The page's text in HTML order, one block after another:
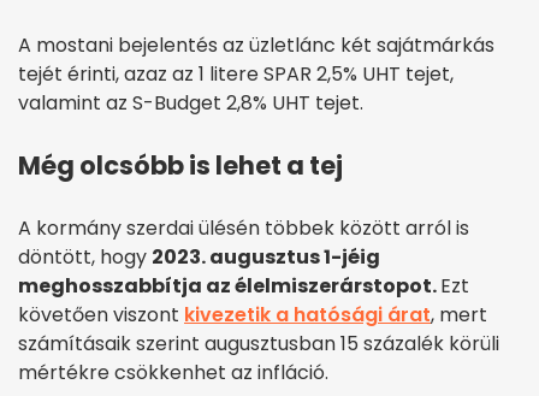
A mostani bejelentés az üzletlánc két sajátmárkás
tejét érinti, azaz az 1 litere SPAR 2,5% UHT tejet,
valamint az S-Budget 2,8% UHT tejet.
Még olcsóbb is lehet a tej
A kormány szerdai ülésén többek között arról is
döntött, hogy 2023. augusztus 1-jéig
meghosszabbítja az élelmiszerárstopot.Ezt
követően viszont kivezetik a hatósági árat, mert
számításaik szerint augusztusban 15 százalék körüli
mértékre csökkenhet az infláció.